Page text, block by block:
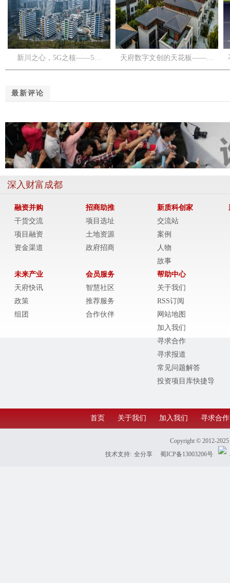
新川之心，5G之核——5… 天府数字文创的天花板——…
最新评论
深入财富成都
融资并购
干货交流
项目融资
资金渠道
招商助推
项目选址
土地资源
政府招商
新质科创家
交流站
案例
人物
故事
未来产业
天府快讯
政策
组团
会员服务
智慧社区
推荐服务
合作伙伴
帮助中心
关于我们
RSS订阅
网站地图
加入我们
寻求合作
寻求报道
常见问题解答
投资项目库快捷导
首页 关于我们 加入我们 寻求合作
Copyright © 2012-2025
技术支持: 全分享 蜀ICP备13003206号